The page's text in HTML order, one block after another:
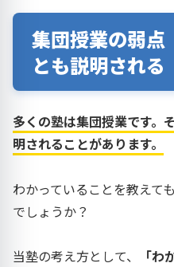
集団授業の弱
とも説明される
多くの塾は集団授業です。
明されることがあります。
わかっていることを教えて
でしょうか？
当塾の考え方として、
「